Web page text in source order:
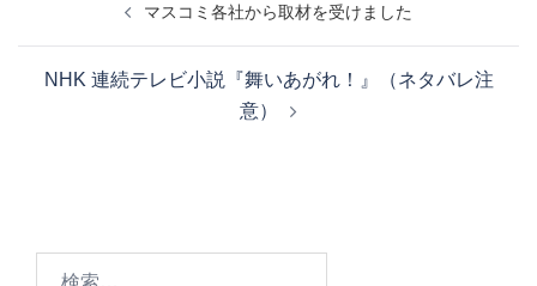
ビ
ン
マスコミ各社から取材を受けました
NHK 連続テレビ小説『舞いあがれ！』（ネタバレ注
意）